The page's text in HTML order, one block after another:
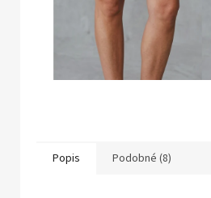
Popis Podobné (8)